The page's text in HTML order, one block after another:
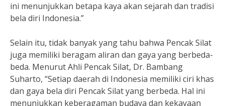
ini menunjukkan betapa kaya akan sejarah dan tradisi
bela diri Indonesia.”
Selain itu, tidak banyak yang tahu bahwa Pencak Silat
juga memiliki beragam aliran dan gaya yang berbeda-
beda. Menurut Ahli Pencak Silat, Dr. Bambang
Suharto, “Setiap daerah di Indonesia memiliki ciri khas
dan gaya bela diri Pencak Silat yang berbeda. Hal ini
menunjukkan keberagaman budaya dan kekayaan